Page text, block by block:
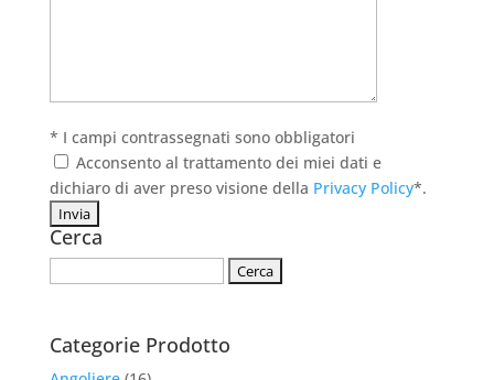
* I campi contrassegnati sono obbligatori
Acconsento al trattamento dei miei dati e
dichiaro di aver preso visione della Privacy Policy*.
Cerca
Categorie Prodotto